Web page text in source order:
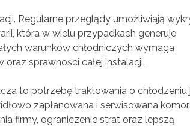
Regularne przeglądy umożliwiają
która w wielu przypadkach generuje
warunków chłodniczych wymaga
sprawności całej instalacji.
to potrzebę traktowania o chłodzeniu
zaplanowana i serwisowana
firmy, ograniczenie strat oraz lepszą